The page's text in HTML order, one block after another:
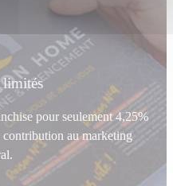
limités
pour seulement 4,25%
au marketing